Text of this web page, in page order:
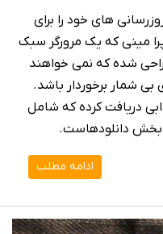
های خود را برای
مینی که یک مرورگر سبک
شده که نمی خواهند
بی شمار برخوردار باشد.
دریافت کرده که شامل
بخش دانلودهاست.
ادامه مطلب